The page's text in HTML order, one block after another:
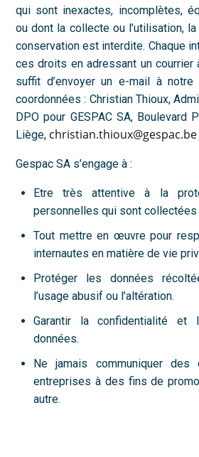
qui sont inexactes, incomplètes,
ou dont la collecte ou l’utilisation,
conservation est interdite. Chaque
ces droits en adressant un courrier
suffit d’envoyer un e-mail à
coordonnées : Christian Thioux,
DPO pour GESPAC SA, Boulevard
Liège, christian.thioux@gespac.be
Gespac SA s’engage à :
Etre très attentive à la
personnelles qui sont
Tout mettre en œuvre pour
internautes en matière de vie
Protéger les données
l’usage abusif ou l’altération.
Garantir la confidentialité et
données.
Ne jamais communiquer des
entreprises à des fins de
autre.